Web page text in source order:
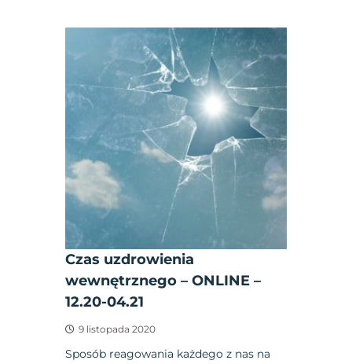
Czas uzdrowienia
wewnętrznego – ONLINE –
12.20-04.21
9 listopada 2020
Sposób reagowania każdego z nas na